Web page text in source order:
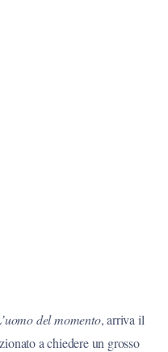
del momento, arriva il
a chiedere un grosso